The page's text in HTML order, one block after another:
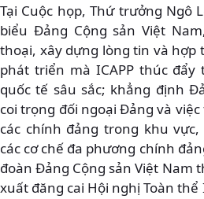
Tại Cuộc họp, Thứ trưởng Ngô
biểu Đảng Cộng sản Việt
thoại, xây dựng lòng tin và hợp
phát triển mà ICAPP thúc
quốc tế sâu sắc; khẳng định
coi trọng đối ngoại Đảng và
các chính đảng trong khu
các cơ chế đa phương chính
đoàn Đảng Cộng sản Việt Nam
xuất đăng cai Hội nghị Toàn thể